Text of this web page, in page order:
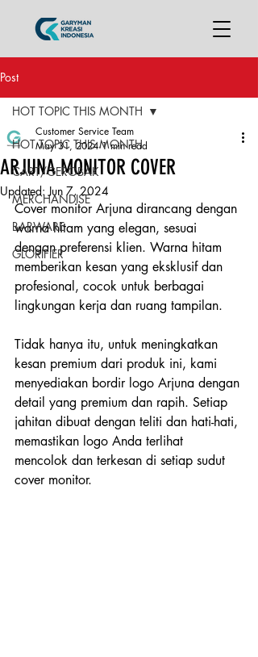
Post
HOT TOPIC THIS MONTH
CART/GEROBAK
MERCHANDISE
BARWARE
GLORIFIER
HOT TOPIC THIS MONTH
ARJUNA MONITOR COVER
Customer Service Team
May 31, 2024 1 min read
Updated:Jun 7, 2024
Cover monitor Arjuna dirancang dengan
warna hitam yang elegan, sesuai
dengan preferensi klien. Warna hitam
memberikan kesan yang eksklusif dan
profesional, cocok untuk berbagai
lingkungan kerja dan ruang tampilan.
Tidak hanya itu, untuk meningkatkan
kesan premium dari produk ini, kami
menyediakan bordir logo Arjuna dengan
detail yang premium dan rapih. Setiap
jahitan dibuat dengan teliti dan hati-hati,
memastikan logo Anda terlihat
mencolok dan terkesan di setiap sudut
cover monitor.